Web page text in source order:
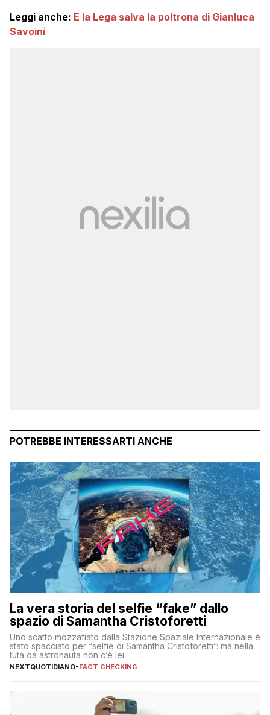
Leggi anche: E la Lega salva la poltrona di Gianluca
Savoini
POTREBBE INTERESSARTI ANCHE
La vera storia del selfie “fake” dallo
spazio di Samantha Cristoforetti
Uno scatto mozzafiato dalla Stazione Spaziale Internazionale è
stato spacciato per “selfie di Samantha Cristoforetti”: ma nella
tuta da astronauta non c’è lei
NEXTQUOTIDIANO-FACT CHECKING